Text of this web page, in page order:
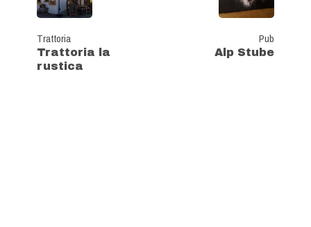
Trattoria
Trattoria la
rustica
Pub
Alp Stube